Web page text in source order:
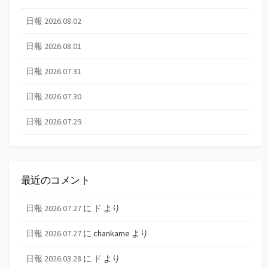
日報 2026.08.02
日報 2026.08.01
日報 2026.07.31
日報 2026.07.30
日報 2026.07.29
最近のコメント
日報 2026.07.27 に ド より
日報 2026.07.27 に chankame より
日報 2026.03.28 に ド より